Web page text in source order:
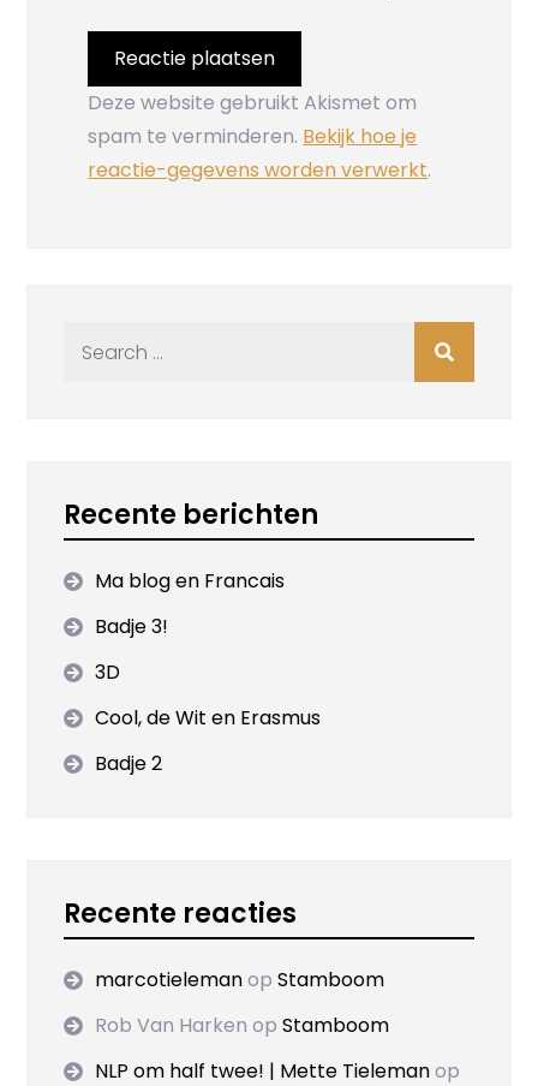
Deze website gebruikt Akismet om
spam te verminderen. Bekijk hoe je
reactie-gegevens worden verwerkt.
Recente berichten
Ma blog en Francais
Badje 3!
3D
Cool, de Wit en Erasmus
Badje 2
Recente reacties
marcotielemanopStamboom
Rob Van Harken opStamboom
NLP om half twee! | Mette Tielemanop